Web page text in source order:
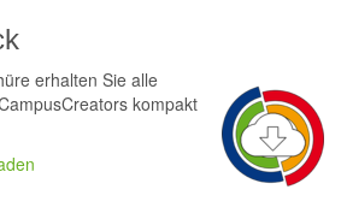
erhalten Sie alle
kompakt